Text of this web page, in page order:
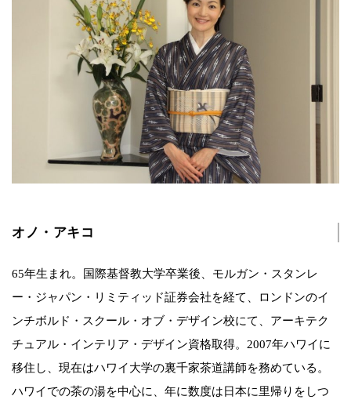
オノ・アキコ
65年生まれ。国際基督教大学卒業後、モルガン・スタンレ
ー・ジャパン・リミティッド証券会社を経て、ロンドンのイ
ンチボルド・スクール・オブ・デザイン校にて、アーキテク
チュアル・インテリア・デザイン資格取得。2007年ハワイに
移住し、現在はハワイ大学の裏千家茶道講師を務めている。
ハワイでの茶の湯を中心に、年に数度は日本に里帰りをしつ